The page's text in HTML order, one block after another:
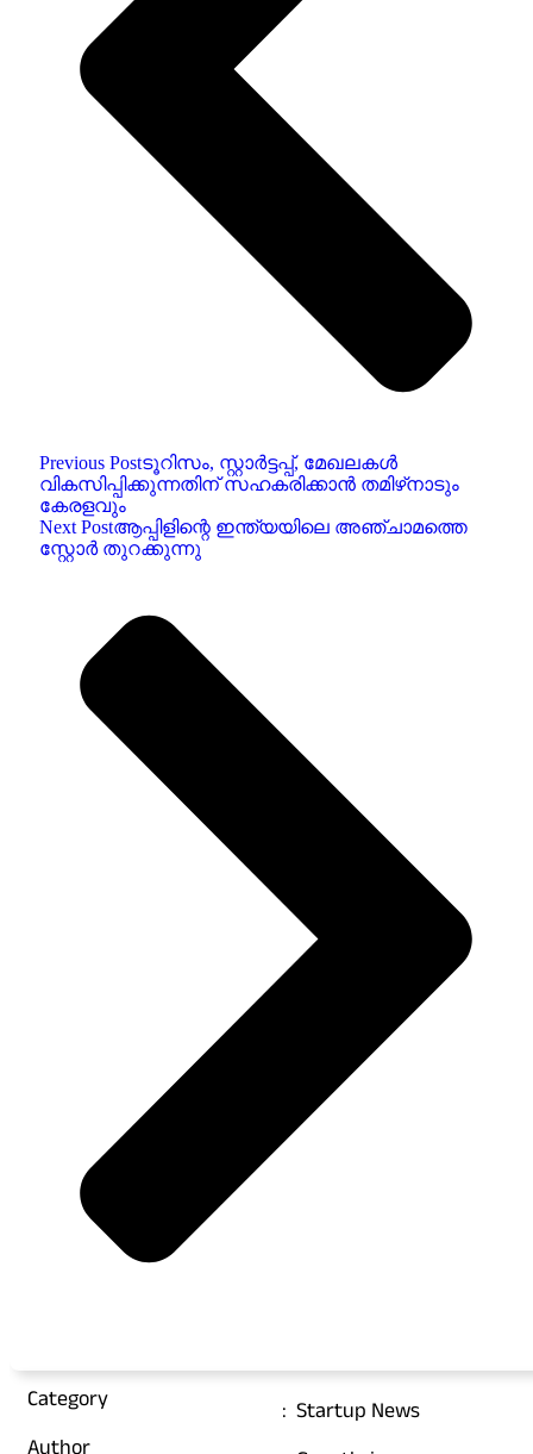
Previous Postടൂറിസം, സ്റ്റാർട്ടപ്പ്, മേഖലകൾ
വികസിപ്പിക്കുന്നതിന് സഹകരിക്കാൻ തമിഴ്‌നാടും
കേരളവും
Next Postആപ്പിളിന്റെ ഇന്ത്യയിലെ അഞ്ചാമത്തെ
സ്റ്റോർ തുറക്കുന്നു
Category : Startup News
Author